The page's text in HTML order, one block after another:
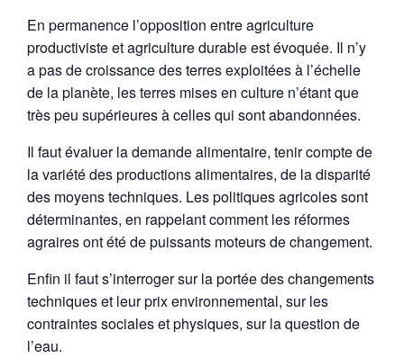
En permanence l’opposition entre agriculture
productiviste et agriculture durable est évoquée. Il n’y
a pas de croissance des terres exploitées à l’échelle
de la planète, les terres mises en culture n’étant que
très peu supérieures à celles qui sont abandonnées.
Il faut évaluer la demande alimentaire, tenir compte de
la variété des productions alimentaires, de la disparité
des moyens techniques. Les politiques agricoles sont
déterminantes, en rappelant comment les réformes
agraires ont été de puissants moteurs de changement.
Enfin il faut s’interroger sur la portée des changements
techniques et leur prix environnemental, sur les
contraintes sociales et physiques, sur la question de
l’eau.